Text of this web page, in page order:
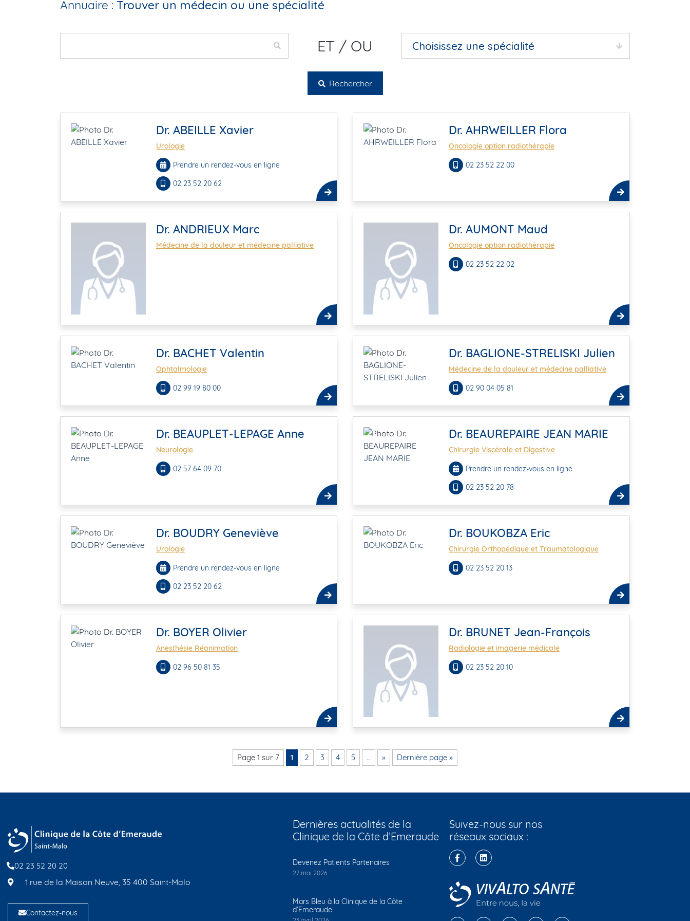
Annuaire : Trouver un médecin ou une spécialité
ET / OU
Rechercher
Dr. ABEILLE Xavier
Urologie
Prendre un rendez-vous en ligne
02 23 52 20 62
Dr. AHRWEILLER Flora
Oncologie option radiothérapie
02 23 52 22 00
Dr. ANDRIEUX Marc
Médecine de la douleur et médecine palliative
Dr. AUMONT Maud
Oncologie option radiothérapie
02 23 52 22 02
Dr. BACHET Valentin
Ophtalmologie
02 99 19 80 00
Dr. BAGLIONE-STRELISKI Julien
Médecine de la douleur et médecine palliative
02 90 04 05 81
Dr. BEAUPLET-LEPAGE Anne
Neurologie
02 57 64 09 70
Dr. BEAUREPAIRE JEAN MARIE
Chirurgie Viscérale et Digestive
Prendre un rendez-vous en ligne
02 23 52 20 78
Dr. BOUDRY Geneviève
Urologie
Prendre un rendez-vous en ligne
02 23 52 20 62
Dr. BOUKOBZA Eric
Chirurgie Orthopédique et Traumatologique
02 23 52 20 13
Dr. BOYER Olivier
Anesthésie Réanimation
02 96 50 81 35
Dr. BRUNET Jean-François
Radiologie et imagerie médicale
02 23 52 20 10
Page 1 sur 7 1 2 3 4 5 … » Dernière page »
02 23 52 20 20
1 rue de la Maison Neuve, 35 400 Saint-Malo
Contactez-nous
Dernières actualités de la
Clinique de la Côte d’Emeraude
Devenez Patients Partenaires
27 mai 2026
Mars Bleu à la Clinique de la Côte
d’Emeraude
Suivez-nous sur nos
réseaux sociaux :